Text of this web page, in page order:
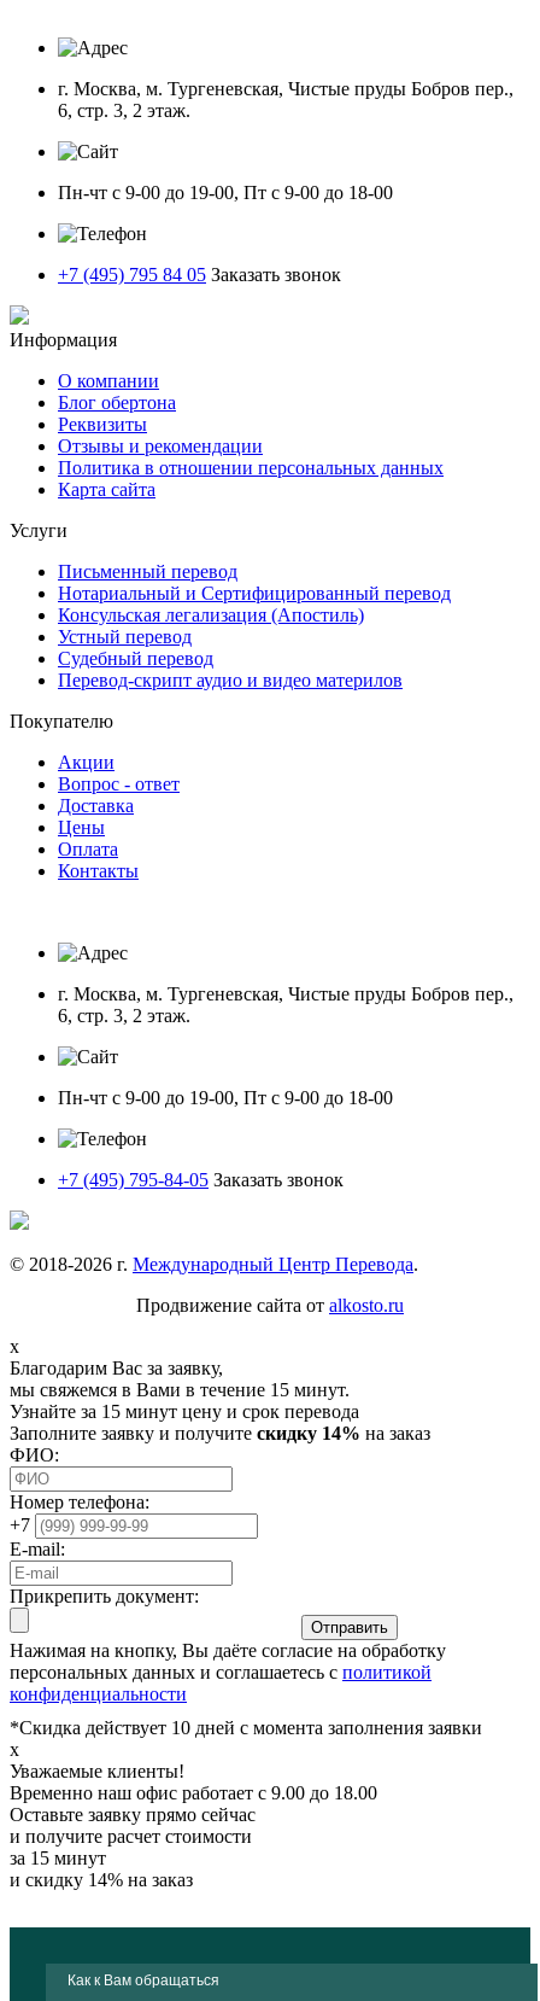
г. Москва, м. Тургеневская, Чистые пруды Бобров пер.,
6, стр. 3, 2 этаж.
Пн-чт с 9-00 до 19-00, Пт с 9-00 до 18-00
+7 (495) 795 84 05 Заказать звонок
Информация
О компании
Блог обертона
Реквизиты
Отзывы и рекомендации
Политика в отношении персональных данных
Карта сайта
Услуги
Письменный перевод
Нотариальный и Сертифицированный перевод
Консульская легализация (Апостиль)
Устный перевод
Судебный перевод
Перевод-скрипт аудио и видео материлов
Покупателю
Акции
Вопрос - ответ
Доставка
Цены
Оплата
Контакты
г. Москва, м. Тургеневская, Чистые пруды Бобров пер.,
6, стр. 3, 2 этаж.
Пн-чт с 9-00 до 19-00, Пт с 9-00 до 18-00
+7 (495) 795-84-05 Заказать звонок
© 2018-2026 г. Международный Центр Перевода.
Продвижение сайта от alkosto.ru
x
Благодарим Вас за заявку,
мы свяжемся в Вами в течение 15 минут.
Узнайте за 15 минут цену и срок перевода
Заполните заявку и получите скидку 14% на заказ
ФИО:
Номер телефона:
+7
E-mail:
Прикрепить документ:
Отправить
Нажимая на кнопку, Вы даёте согласие на обработку
персональных данных и соглашаетесь с политикой
конфиденциальности
*Скидка действует 10 дней с момента заполнения заявки
x
Уважаемые клиенты!
Временно наш офис работает с 9.00 до 18.00
Оставьте заявку прямо сейчас
и получите расчет стоимости
за 15 минут
и скидку 14% на заказ